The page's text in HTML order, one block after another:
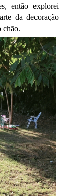
então explorei
da decoração
chão.